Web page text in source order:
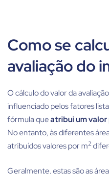
Como se
avaliação do
O cálculo do valor da
influenciado pelos fatores
fórmula queatribui um valor
No entanto, às diferentes
atribuídos valores por m2
Geralmente, estas são as